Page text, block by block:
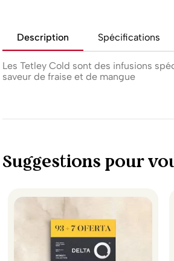
Description Spécifications
Les Tetley Cold sont des infusions
saveur de fraise et de mangue
Suggestions pour